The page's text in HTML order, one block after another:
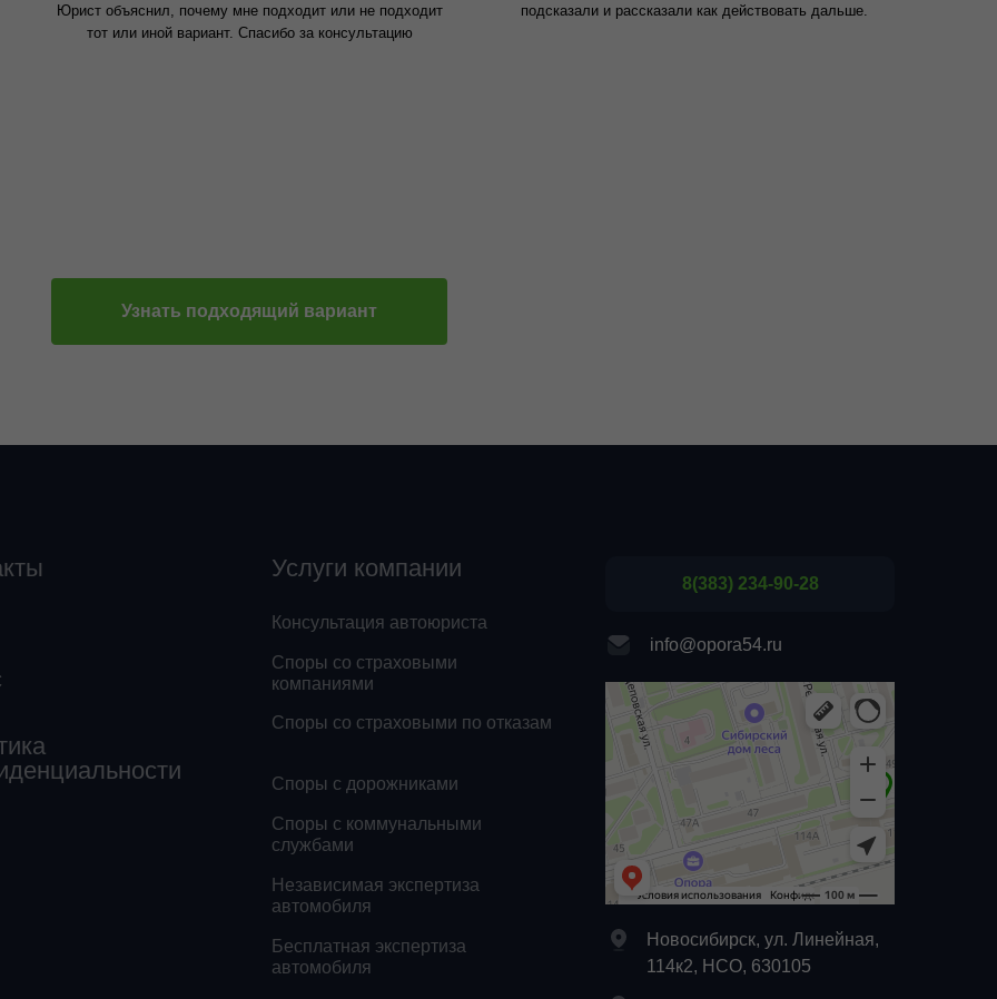
Юрист объяснил, почему мне подходит или не подходит
тот или иной вариант. Спасибо за консультацию
подсказали и рассказали как действовать дальше.
Узнать подходящий вариант
Услуги компании
Консультация автоюриста
8(383) 234-90-28
info@opora54.ru
Новосибирск, ул. Линейная,
114к2, НСО, 630105
Споры со страховыми
компаниями
Споры со страховыми по отказам
Споры с дорожниками
Споры с коммунальными
службами
Независимая экспертиза
автомобиля
Бесплатная экспертиза
автомобиля